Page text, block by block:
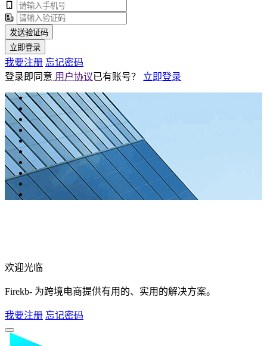
发送验证码
立即登录
我要注册 忘记密码
登录即同意 用户协议已有账号？ 立即登录
欢迎光临
Firekb- 为跨境电商提供有用的、实用的解决方案。
我要注册 忘记密码